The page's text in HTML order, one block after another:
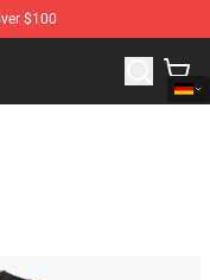
$100
Store